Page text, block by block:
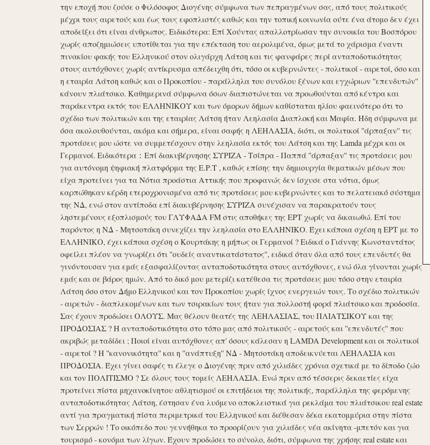
την εποχή που ζούσε ο Φιλόσοφος Διογένης σύμφωνα των πεπραγμένων σας, από τους πολιτικούς
μέχρι τους αιρετούς και έως τους εφοπλιστές καθώς και την τοπική κοινωνία ούτε ένα άτομο δεν έχει
αποδείξει ότι είναι άνθρωπος. Ειδικότερα: Επί Χούντας απαλλοτρίωσαν την συνοικία του Βοσπόρου
χωρίς αποζημιώσεις υποτίθεται για την επέκταση του αερολιμένα, όμως μετά το χάρισμα έναντι
πινακίου φακής του Ελληνικού στον ολιγάρχη Λάτση και τις φανφάρες περί ανταποδοτικότητας
στους αυτόχθονες χωρίς αντίκρυσμα απέδειχθη ότι, τόσο οι κυβερνώντες - πολιτικοί - αιρετοί, όσο και
η εταιρία Λάτση καθώς και ο Προκοπίου - παράλληλα του συνόλου ξένων και εγχώριων ''επενδυτών''
κάνουν πλιάτσικο. Καθημερινά σύμφωνα όσων διαπιστώνεται να προωθούνται από κέντρα και
παράκεντρα εκτός του ΕΛΛΗΝΙΚΟΥ και των όμορων δήμων καθίσταται ηλίου φαεινότερο ότι το
σχέδιο των πολιτικών και της εταιρίας Λάτση ήταν Λεηλασία Διαπλοκή και Μαφία. Ήδη σύμφωνα με
όσα ακολουθούνται, ακόμα και σήμερα, είναι σαφής η ΛΕΗΛΑΣΙΑ, διότι, οι πολιτικοί ''άρπαξαν'' τις
προτάσεις μου ώστε να συμμετέσχουν στην λεηλασία εκτός του Λάτση και της Lamda μέχρι και οι
Γερμανοί. Ειδικότερα：Επί διακυβέρνησης ΣΥΡΙΖΑ - Τσίπρα - Παππά ''άρπαξαν'' τις προτάσεις μου
για αυτόνομη ψηφιακή πλατφόρμα της Ε.Ρ.Τ , καθώς επίσης την δημιουργία θεματικών μέσων που
είχα προτείνει για τα Νότια προάστια Αττικής που προφανώς δεν ίσχυσε στα νότια, όμως
καρπώθηκαν κέρδη ετεροχρονισμένα από τις προτάσεις μου κυβερνώντες και το πελατειακό σύστημα
της ΝΔ, ενώ στον αντίποδα επί διακυβέρνησης ΣΥΡΙΖΑ συνέχισαν να παρακρατούν τους
ληστεμένους εξοπλισμούς του ΓΛΥΦΑΔΑ FM στις αποθήκες της ΕΡΤ χωρίς να δικαιωθώ. Επί του
παρόντος η ΝΔ - Μητσοτάκη συνεχίζει την λεηλασία στο ΕΛΛΗΝΙΚΟ. Έχει κάποια σχέση η ΕΡΤ με το
ΕΛΛΗΝΙΚΟ, έχει κάποια σχέση ο Κουρτάκης η μήπως οι Γερμανοί ? Ειδικά ο Γιάννης Κωνσταντάτος
οφείλει πλέον να γνωρίζει ότι ''ουδείς αναντικατάστατος'', ειδικά όταν όλα από τους επενδυτές θα
γινόντουσαν για εμάς εξασφαλίζοντας ανταποδοτικότητα στους αυτόχθονες, ενώ όλα γίνονται χωρίς
εμάς και σε βάρος ημών. Από το δικό μου μετερίζι κατέθεσα τις προτάσεις μου τόσο στην εταιρία
Λάτση όσο στον Δήμο Ελληνικού και τον Προκοπίου χωρίς ίχνος ενεργειών τους. Το σχέδιο πολιτικών
- αιρετών - διαπλεκομένων και των τσιρακίων τους ήταν για πολλοστή φορά πλιάτσικο και προδοσία.
Σας έχουν προδώσει ΟΛΟΥΣ. Μας θέλουν θεατές της ΛΕΗΛΑΣΙΑΣ, του ΠΛΙΑΤΣΙΚΟΥ και της
ΠΡΟΔΟΣΙΑΣ ? Η ανταποδοτικότητα στο τόπο μας από πολιτικούς - αιρετούς και ''επενδυτές'' που
ακριβώς μεταδίδει ; Ποιοί είναι αυτόχθονες απ' όσους κάλεσαν η LAMDA Development και οι πολιτικοί
- αιρετοί ? Η ''κανονικότητα'' και η ''ανάπτυξη'' ΝΔ - Μητσοτάκη αποδεικνύεται ΛΕΗΛΑΣΙΑ και
ΠΡΟΔΟΣΙΑ. Έχει γίνει σαφές τι έλεγε ο Διογένης πριν από χιλιάδες χρόνια σχετικά με το δίποδο ζώο
και τον ΠΟΛΙΤΙΣΜΟ ? Σε όλους τους τομείς ΛΕΗΛΑΣΙΑ. Ενώ πριν από τέσσερις δεκαετίες είχα
προτείνει πίστα μηχανοκίνητου αθλητισμού οι επιτήδειοι της πολιτικής, παράλληλα της φερόμενης
ανταποδοτικότητας Λάτση, έστησαν ένα λυόμενο αποκλειστικά για ρεκλάμα του πλιάτσικου real estate
αντί για πραγματική πίστα περιμετρικά του Ελληνικού και διέθεσαν δέκα εκατομμύρια στην πίστα
των Σερρών ! Το οικόπεδο που γεννήθηκα το προορίζουν για χιλιάδες νέα ακίνητα -μπετόν και για
τουρισμό - κονόμα των λίγων. Έχουν προδώσει το σύνολο, διότι, σύμφωνα της χρήσης real estate και